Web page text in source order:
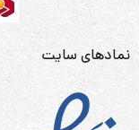
نمادهای سایت